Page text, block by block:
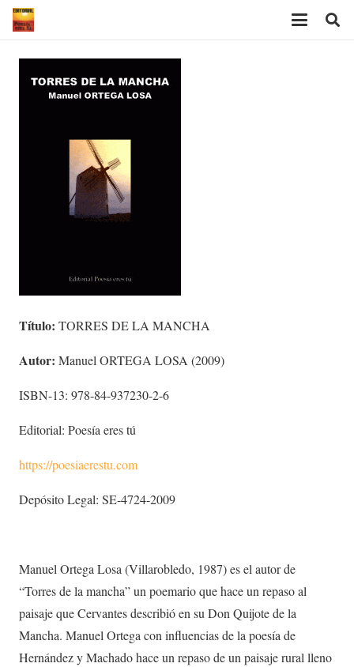
Título: TORRES DE LA MANCHA
Autor: Manuel ORTEGA LOSA (2009)
ISBN-13: 978-84-937230-2-6
Editorial: Poesía eres tú
https://poesiaerestu.com
Depósito Legal: SE-4724-2009
Manuel Ortega Losa (Villarobledo, 1987) es el autor de
“Torres de la mancha” un poemario que hace un repaso al
paisaje que Cervantes describió en su Don Quijote de la
Mancha. Manuel Ortega con influencias de la poesía de
Hernández y Machado hace un repaso de un paisaje rural lleno